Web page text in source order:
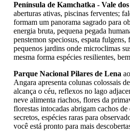
Península de Kamchatka - Vale dos
aberturas ativas, piscinas ferventes;
formam um panorama sagrado para
energia bruta, pequena pegada
penstemon speciosus, espata fulgens,
pequenos jardins onde microclimas
mesma forma espécies resilientes,
Parque Nacional Pilares de Lena
Angara apresenta colunas colossais
alcança o céu, reflexos no lago
neve alimenta riachos, flores da
florestas intocadas abrigam cachos
secretos, espécies raras para
você está pronto para mais